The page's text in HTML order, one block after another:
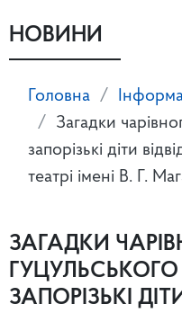
НОВИНИ
Головна
Загадки
запорізькі діти
театрі імені В. Г.
ЗАГАДКИ
ЗАПОРІЗЬКІ